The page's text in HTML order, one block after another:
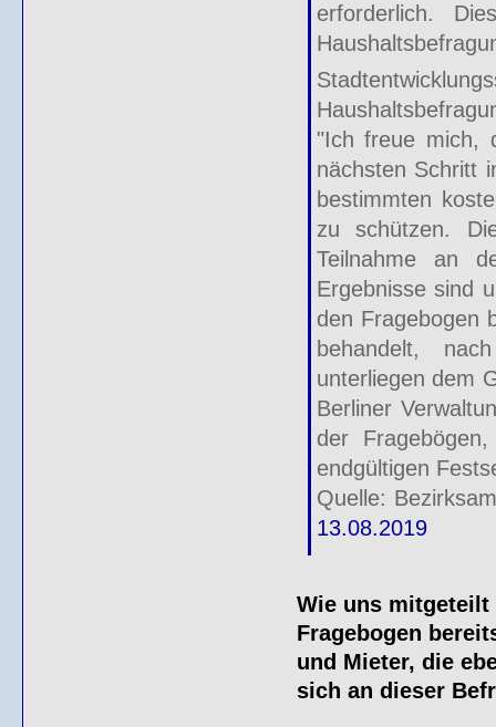
erforderlich.
"Ich freue mich,
nächsten Schritt
bestimmten
zu schützen.
Teilnahme an
Ergebnisse sind
den Fragebogen
behandelt,
unterliegen dem
Berliner
der
endgültigen
Quelle:
13.08.2019
Wie uns mitgeteilt
Fragebogen
und Mieter, die
sich an dieser